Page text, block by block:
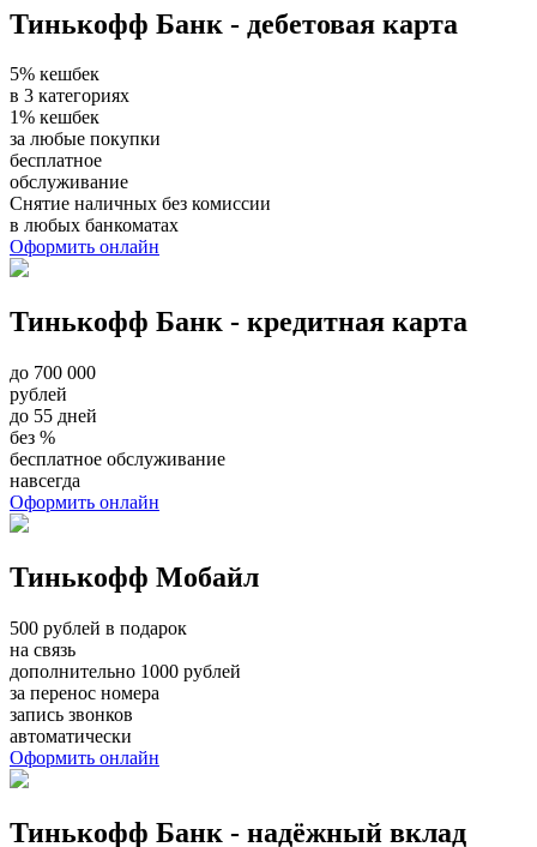
Тинькофф Банк - дебетовая карта
5% кешбек
в 3 категориях
1% кешбек
за любые покупки
бесплатное
обслуживание
Снятие наличных без комиссии
в любых банкоматах
Оформить онлайн
Тинькофф Банк - кредитная карта
до 700 000
рублей
до 55 дней
без %
бесплатное обслуживание
навсегда
Оформить онлайн
Тинькофф Мобайл
500 рублей в подарок
на связь
дополнительно 1000 рублей
за перенос номера
запись звонков
автоматически
Оформить онлайн
Тинькофф Банк - надёжный вклад